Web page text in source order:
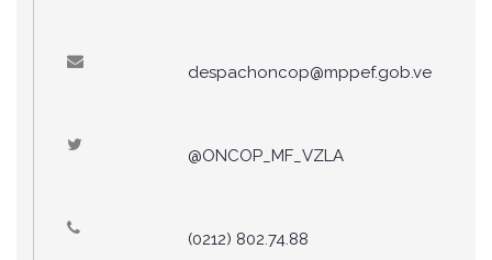
despachoncop@mppef.gob.ve
@ONCOP_MF_VZLA
(0212) 802.74.88